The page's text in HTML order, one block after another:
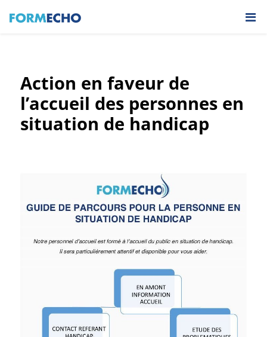
Action en faveur de
l’accueil des personnes en
situation de handicap